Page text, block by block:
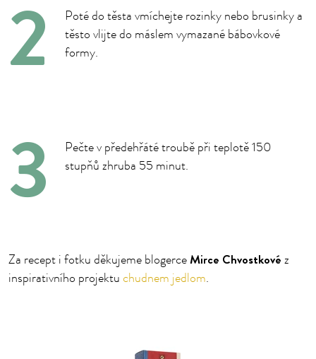
Poté do těsta vmíchejte rozinky nebo brusinky a
těsto vlijte do máslem vymazané bábovkové
formy.
Pečte v předehřáté troubě při teplotě 150
stupňů zhruba 55 minut.
Za recept i fotku děkujeme blogerceMirce Chvostkové z
inspirativního projektu chudnem jedlom.